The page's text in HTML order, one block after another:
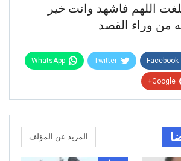
اللهم فاشهد وانت خير
من وراء القصد
Facebook
Twitter
WhatsApp
Google+
المزيد عن المؤلف